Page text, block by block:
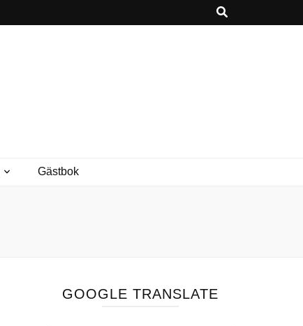
Gästbok
GOOGLE TRANSLATE